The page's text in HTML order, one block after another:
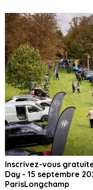
Inscrivez-vous
Day - 15 septembre
ParisLongchamp